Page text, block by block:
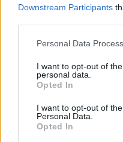
Downstream Participants
Please note that this
not limited to your visit or
grant or deny consent to
use your data for below
consent section.
Personal Data
I want to opt-out of
personal data.
Opted In
I want to opt-out of
Personal Data.
Opted In